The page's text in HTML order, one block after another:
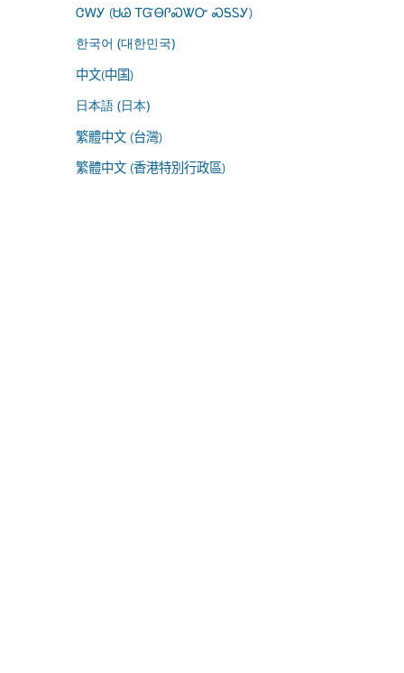
ᏣᎳᎩ (ᏌᏊ ᎢᏳᎾᎵᏍᏔᏅ ᏍᎦᏚᎩ)
한국어 (대한민국)
中文(中国)
日本語 (日本)
繁體中文 (台灣)
繁體中文 (香港特別行政區)